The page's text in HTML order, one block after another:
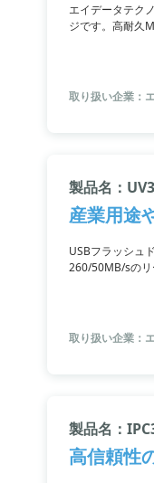
エイデータテク
ジです。高耐久
取り扱い企業：
製品名：
産業用途
USBフラッシュ
260/50MB/sのリ
取り扱い企業：
製品名：
高信頼性